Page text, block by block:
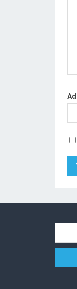
Ad